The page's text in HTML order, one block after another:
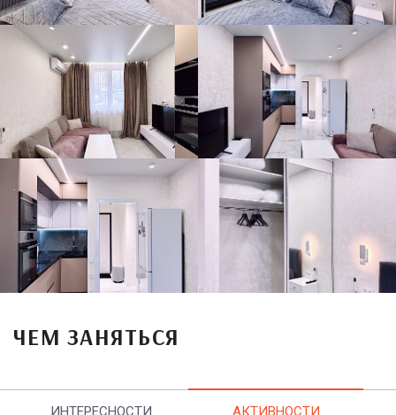
ЧЕМ ЗАНЯТЬСЯ
ИНТЕРЕСНОСТИ АКТИВНОСТИ